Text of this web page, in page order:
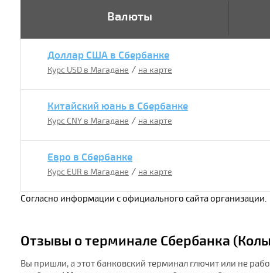
Валюты
Доллар США в Сбербанке
Курс USD в Магадане / на карте
Китайский юань в Сбербанке
Курс CNY в Магадане / на карте
Евро в Сбербанке
Курс EUR в Магадане / на карте
Согласно информации с официального сайта организации.
Отзывы о терминале Сбербанка
Вы пришли, а этот банковский терминал глючит или не